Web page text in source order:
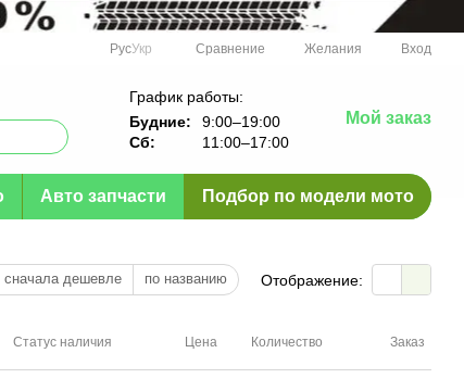
РусУкр Сравнение Желания Вход
График работы:
Будние:
9:00–19:00
Сб:
11:00–17:00
Мой заказ
Авто запчасти Подбор по модели мото
сначала дешевле по названию Отображение:
Статус наличия Цена Количество Заказ